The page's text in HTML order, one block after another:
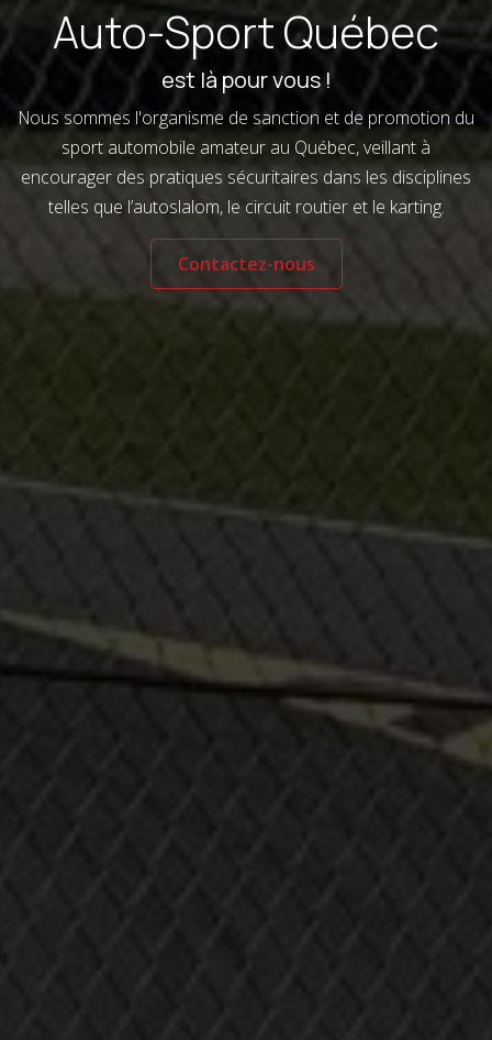
Auto-Sport Québec
est là pour vous !
Nous sommes l'organisme de sanction et de promotion du
sport automobile amateur au Québec, veillant à
encourager des pratiques sécuritaires dans les disciplines
telles que l’autoslalom, le circuit routier et le karting.
Contactez-nous